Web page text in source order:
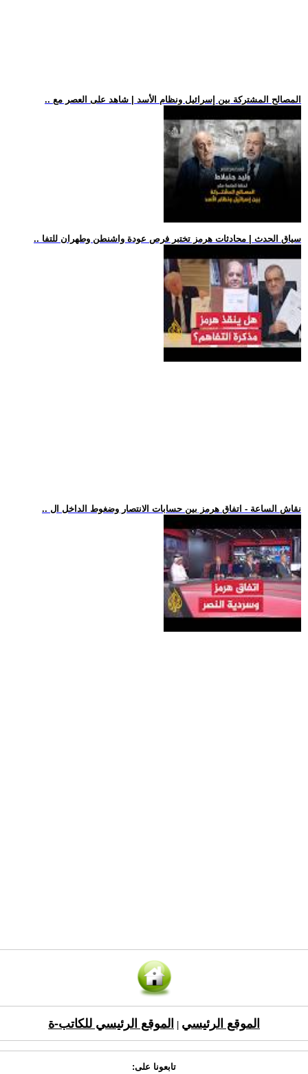
.. المصالح المشتركة بين إسرائيل ونظام الأسد | شاهد على العصر مع
.. سياق الحدث | محادثات هرمز تختبر فرص عودة واشنطن وطهران للتفا
.. نقاش الساعة - اتفاق هرمز بين حسابات الانتصار وضغوط الداخل ال
الموقع الرئيسي الموقع الرئيسي للكاتب-ة
تابعونا على: